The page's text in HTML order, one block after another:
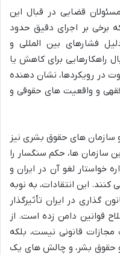
قضایی در قبال این
برخی بر اجرای دقیق حدود
فشارهای بین المللی و
راهکارهایی برای کاهش یا
در رویکردها، نشان دهنده
و واقعیت های حقوقی و
سازمان های حقوق بشری نیز
سازمان ها، حکم سنگسار را
خواستار لغو آن در ایران و
این انتقادات، به نوبه
گذاری در ایران تأثیرگذار
قوانین دامن زده است. از
مجازات قانونی نیست، بلکه
و حقوق بشر، و چالش های یک